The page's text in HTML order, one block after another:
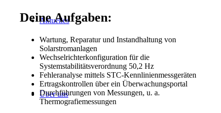
Aktuelles
Über uns
Deine Aufgaben:
Wartung, Reparatur und Instandhaltung von
Solarstromanlagen
Wechselrichterkonfiguration für die
Systemstabilitätsverordnung 50,2 Hz
Fehleranalyse mittels STC-Kennlinienmessgeräten
Ertragskontrollen über ein Überwachungsportal
Durchführungen von Messungen, u. a.
Thermografiemessungen